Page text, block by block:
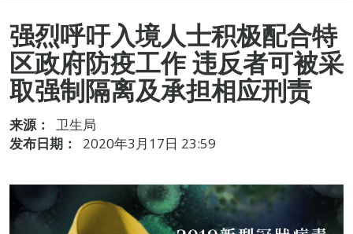
强烈呼吁入境人士积极配合特
区政府防疫工作 违反者可被采
取强制隔离及承担相应刑责
来源：
卫生局
发布日期：
2020年3月17日 23:59